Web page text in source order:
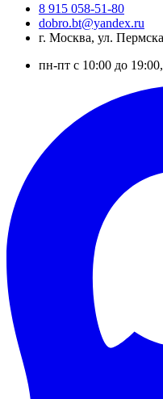
8 915 058-51-80
dobro.bt@yandex.ru
г. Москва, ул.
пн-пт с 10:00 до